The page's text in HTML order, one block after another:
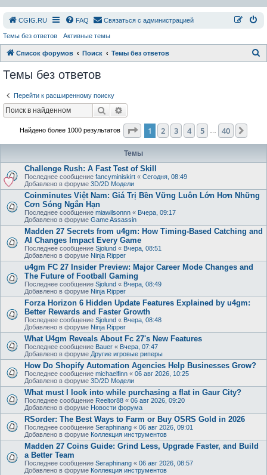
СGIG.RU FAQ Связаться с администрацией
Темы без ответов Активные темы
Список форумов Поиск Темы без ответов
Темы без ответов
Перейти к расширенному поиску
Поиск
Найдено более 1000 результатов Страница из 40
1 2 3 4 5 40
Темы
Challenge Rush: A Fast Test of Skill
Последнее сообщение fancyminiskirt « Сегодня, 08:49
Добавлено в форуме 3D/2D Модели
Coinminutes Việt Nam: Giá Trị Bền Vững Luôn Lớn Hơn Những
Cơn Sóng Ngắn Hạn
Последнее сообщение miawilsonnn « Вчера, 09:17
Добавлено в форуме Game Assassin
Madden 27 Secrets from u4gm: How Timing-Based Catching and
AI Changes Impact Every Game
Последнее сообщение Sjolund « Вчера, 08:51
Добавлено в форуме Ninja Ripper
u4gm FC 27 Insider Preview: Major Career Mode Changes and
The Future of Football Gaming
Последнее сообщение Sjolund « Вчера, 08:49
Добавлено в форуме Ninja Ripper
Forza Horizon 6 Hidden Update Features Explained by u4gm:
Better Rewards and Faster Growth
Последнее сообщение Sjolund « Вчера, 08:48
Добавлено в форуме Ninja Ripper
What U4gm Reveals About Fc 27's New Features
Последнее сообщение Bauer « Вчера, 07:47
Добавлено в форуме Другие игровые риперы
How Do Shopify Automation Agencies Help Businesses Grow?
Последнее сообщение michaelfinn « 06 авг 2026, 10:25
Добавлено в форуме 3D/2D Модели
What must I look into while purchasing a flat in Gaur City?
Последнее сообщение Reeltor88 « 06 авг 2026, 09:20
Добавлено в форуме Новости форума
RSorder: The Best Ways to Farm or Buy OSRS Gold in 2026
Последнее сообщение Seraphinang « 06 авг 2026, 09:01
Добавлено в форуме Коллекция инструментов
Madden 27 Coins Guide: Grind Less, Upgrade Faster, and Build
a Better Team
Последнее сообщение Seraphinang « 06 авг 2026, 08:57
Добавлено в форуме Коллекция инструментов